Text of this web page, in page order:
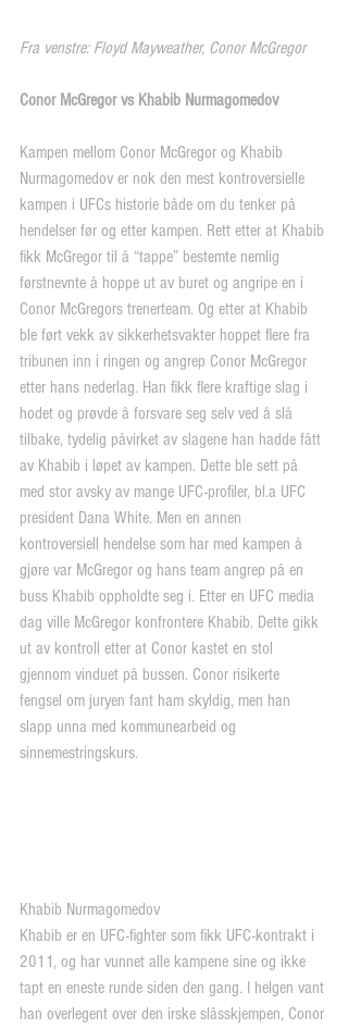
Fra venstre: Floyd Mayweather, Conor McGregor
Conor McGregor vs Khabib Nurmagomedov
Kampen mellom Conor McGregor og Khabib
Nurmagomedov er nok den mest kontroversielle
kampen i UFCs historie både om du tenker på
hendelser før og etter kampen. Rett etter at Khabib
fikk McGregor til å “tappe” bestemte nemlig
førstnevnte å hoppe ut av buret og angripe en i
Conor McGregors trenerteam. Og etter at Khabib
ble ført vekk av sikkerhetsvakter hoppet flere fra
tribunen inn i ringen og angrep Conor McGregor
etter hans nederlag. Han fikk flere kraftige slag i
hodet og prøvde å forsvare seg selv ved å slå
tilbake, tydelig påvirket av slagene han hadde fått
av Khabib i løpet av kampen. Dette ble sett på
med stor avsky av mange UFC-profiler, bl.a UFC
president Dana White. Men en annen
kontroversiell hendelse som har med kampen å
gjøre var McGregor og hans team angrep på en
buss Khabib oppholdte seg i. Etter en UFC media
dag ville McGregor konfrontere Khabib. Dette gikk
ut av kontroll etter at Conor kastet en stol
gjennom vinduet på bussen. Conor risikerte
fengsel om juryen fant ham skyldig, men han
slapp unna med kommunearbeid og
sinnemestringskurs.
Khabib Nurmagomedov
Khabib er en UFC-fighter som fikk UFC-kontrakt i
2011, og har vunnet alle kampene sine og ikke
tapt en eneste runde siden den gang. I helgen vant
han overlegent over den irske slåsskjempen, Conor